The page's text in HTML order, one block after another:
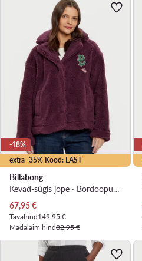
extra -35% Kood: LAST
-18%
Billabong
Kevad-sügis jope · Bordoopunane
Praegune hind
67,95€
Tavahind149,95 €
Madalaim hind82,95 €